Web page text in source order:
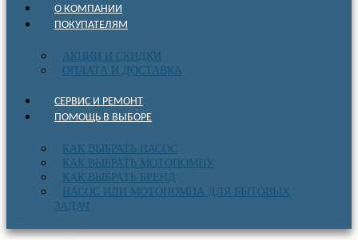
О КОМПАНИИ
ПОКУПАТЕЛЯМ
АКЦИИ И СКИДКИ
ОПЛАТА И ДОСТАВКА
СЕРВИС И РЕМОНТ
ПОМОЩЬ В ВЫБОРЕ
КАК ВЫБРАТЬ НАСОС
КАК ВЫБРАТЬ МОТОПОМПУ
КАК ВЫБРАТЬ БРЕНД
НАСОС ИЛИ МОТОПОМПА ДЛЯ БЫТОВЫХ
ЗАДАЧ